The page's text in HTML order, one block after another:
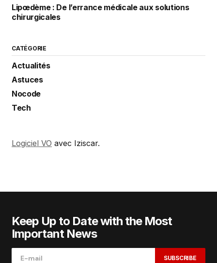
Lipœdème : De l’errance médicale aux solutions
chirurgicales
CATÉGORIE
Actualités
Astuces
Nocode
Tech
Logiciel VO avec Iziscar.
Keep Up to Date with the Most
Important News
SUBSCRIBE